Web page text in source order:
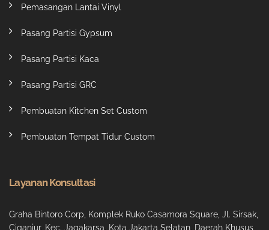
Pemasangan Lantai Vinyl
Pasang Partisi Gypsum
Pasang Partisi Kaca
Pasang Partisi GRC
Pembuatan Kitchen Set Custom
Pembuatan Tempat Tidur Custom
Layanan Konsultasi
Graha Bintoro Corp, Komplek Ruko Casamora Square, Jl. Sirsak,
Ciganjur, Kec. Jagakarsa, Kota Jakarta Selatan, Daerah Khusus